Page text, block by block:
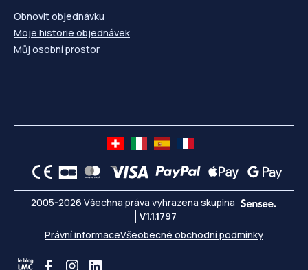
Obnovit objednávku
Moje historie objednávek
Můj osobní prostor
2005-2026 Všechna práva vyhrazena skupina
V1.1.1797
Právní informaceVšeobecné obchodní podmínky